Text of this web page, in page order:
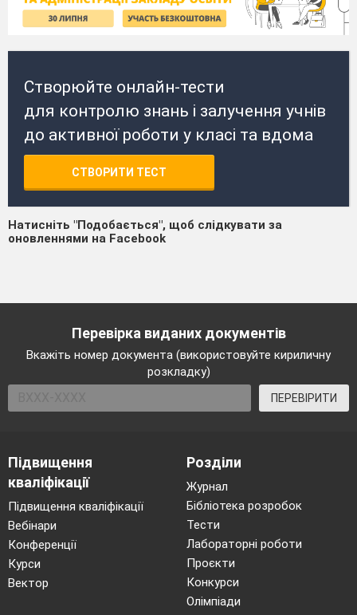
Створюйте онлайн-тести
для контролю знань і залучення учнів
до активної роботи у класі та вдома
СТВОРИТИ ТЕСТ
Натисніть "Подобається", щоб слідкувати за
оновленнями на Facebook
Перевірка виданих документів
Вкажіть номер документа (використовуйте кириличну
розкладку)
ПЕРЕВІРИТИ
Підвищення
кваліфікації
Підвищення кваліфікації
Вебінари
Конференції
Курси
Вектор
Розділи
Журнал
Бібліотека розробок
Тести
Лабораторні роботи
Проєкти
Конкурси
Олімпіади